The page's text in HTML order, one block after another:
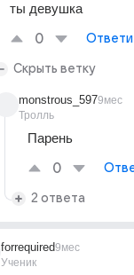
ты девушка
0
Скрыть ветку
monstrous_597
Тролль
9мес
Парень
0
2 ответа
forrequired
Ученик
9мес